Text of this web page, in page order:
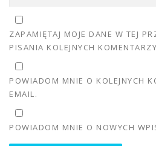
ZAPAMIĘTAJ MOJE DANE W TEJ
PISANIA KOLEJNYCH
POWIADOM MNIE O KOLEJNYCH
EMAIL.
POWIADOM MNIE O NOWYCH